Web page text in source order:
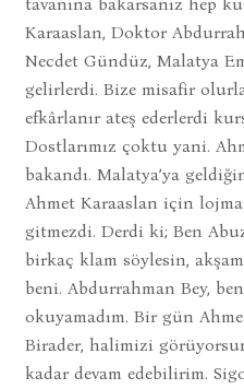
Karaaslan, Doktor
Necdet Gündüz, Malatya
gelirlerdi. Bize misafir
efkârlanır ateş ederlerdi
Dostlarımız çoktu yani.
bakandı. Malatya’ya
Ahmet Karaaslan için
gitmezdi. Derdi ki; Ben
birkaç klam söylesin,
beni. Abdurrahman Bey,
okuyamadım. Bir gün
Birader, halimizi
kadar devam edebilirim.